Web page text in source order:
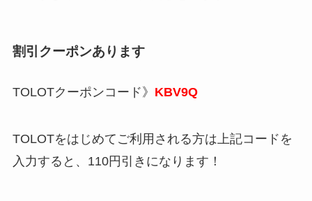
割引クーポンあります
TOLOTクーポンコード》 KBV9Q
TOLOTをはじめてご利用される方は上記コードを
入力すると、110円引きになります！